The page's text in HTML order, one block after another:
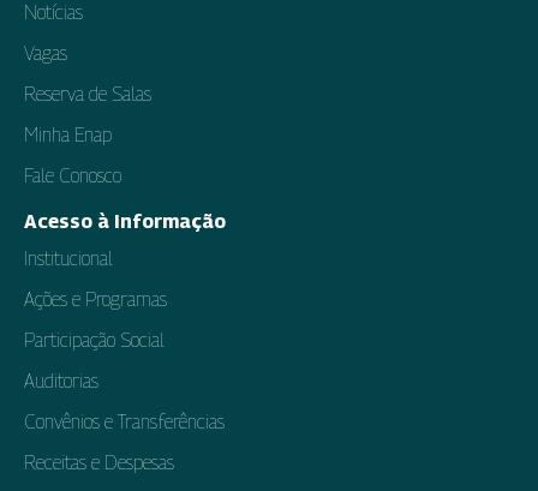
Notícias
Vagas
Reserva de Salas
Minha Enap
Fale Conosco
Acesso à Informação
Institucional
Ações e Programas
Participação Social
Auditorias
Convênios e Transferências
Receitas e Despesas